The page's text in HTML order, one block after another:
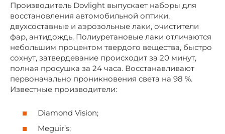
Производитель Dovlight выпускает наборы для
восстановления автомобильной оптики,
двухсоставные и аэрозольные лаки, очистители
фар, антидождь. Полиуретановые лаки отличаются
небольшим процентом твердого вещества, быстро
сохнут, затвердевание происходит за 20 минут,
полная просушка за 24 часа. Восстанавливают
первоначально проникновения света на 98 %.
Известные производители:
Diamond Vision;
Meguir’s;